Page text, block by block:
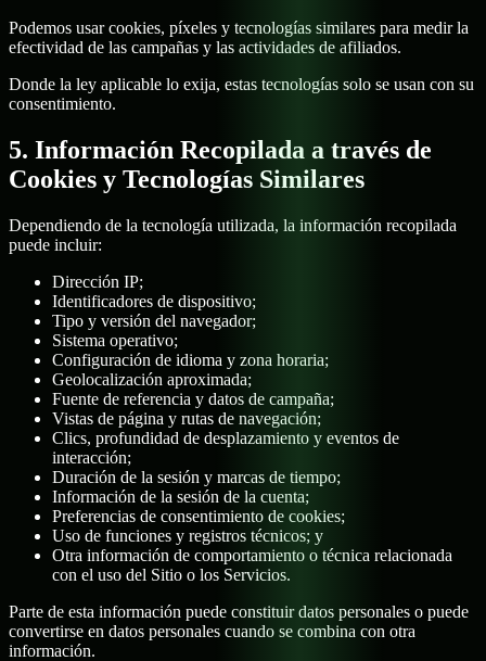
Podemos usar cookies, píxeles y tecnologías similares para medir la
efectividad de las campañas y las actividades de afiliados.
Donde la ley aplicable lo exija, estas tecnologías solo se usan con su
consentimiento.
5. Información Recopilada a través de
Cookies y Tecnologías Similares
Dependiendo de la tecnología utilizada, la información recopilada
puede incluir:
Dirección IP;
Identificadores de dispositivo;
Tipo y versión del navegador;
Sistema operativo;
Configuración de idioma y zona horaria;
Geolocalización aproximada;
Fuente de referencia y datos de campaña;
Vistas de página y rutas de navegación;
Clics, profundidad de desplazamiento y eventos de
interacción;
Duración de la sesión y marcas de tiempo;
Información de la sesión de la cuenta;
Preferencias de consentimiento de cookies;
Uso de funciones y registros técnicos; y
Otra información de comportamiento o técnica relacionada
con el uso del Sitio o los Servicios.
Parte de esta información puede constituir datos personales o puede
convertirse en datos personales cuando se combina con otra
información.